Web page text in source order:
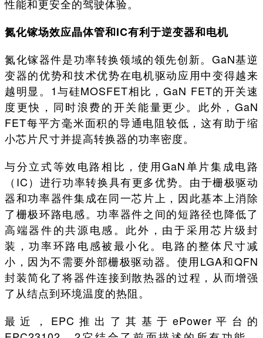
性能和更安全的驾驶体验。
氮化镓场效应晶体管和IC有利于逆变器和电机
氮化镓器件是功率转换领域的领先创新。GaN基逆
变器的优势和技术优势在电机驱动应用中变得越来
越明显。1与硅MOSFET相比，GaN FET的开关速
度更快，同时浪费的开关能量更少。此外，GaN
FET每平方毫米面积的导通电阻较低，这有助于缩
小芯片尺寸并提高转换器的功率密度。
与分立式等效电路相比，使用GaN单片集成电路
（IC）进行功率转换具有更多优势。由于栅极驱动
器和功率器件集成在同一芯片上，因此基本上消除
了栅极环路电感。功率器件之间的短路径也降低了
高端器件的共源电感。此外，由于采用芯片级封
装，功率环路电感被最小化。电路的整体尺寸减
小，因为不需要外部栅极驱动器。使用LGA和QFN
封装简化了将器件连接到散热器的过程，从而增强
了从结点到环境温度的热阻。
最近，EPC推出了其基于ePower平台的